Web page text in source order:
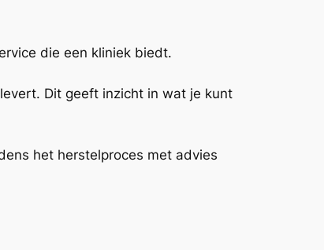
die een kliniek biedt.
Dit geeft inzicht in wat je kunt
het herstelproces met advies